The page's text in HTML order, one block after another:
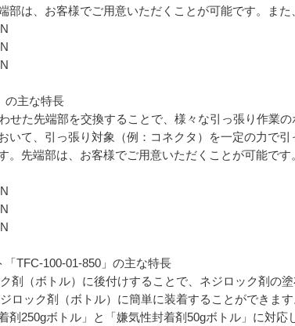
部は、お客様でご用意いただくことが可能です。ま
の主な特長
せた先端部を交換することで、様々な引っ張り作業
いて、引っ張り対象（例：コネクタ）を一定の力で
。先端部は、お客様でご用意いただくことが可能で
TFC-100-01-850」の主な特長
剤（ボトル）に後付けすることで、ネジロック剤の
ロック剤（ボトル）に簡単に装着することができます
剤250gボトル」と「嫌気性封着剤50gボトル」に対応